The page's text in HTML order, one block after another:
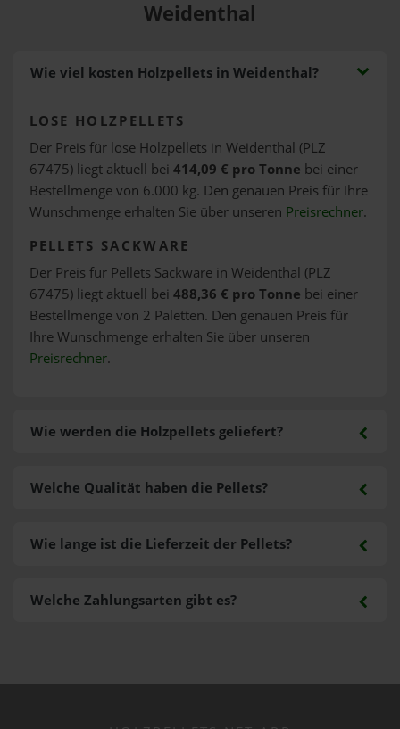
Weidenthal
Wie viel kosten Holzpellets in Weidenthal?
LOSE HOLZPELLETS
Der Preis für lose Holzpellets in Weidenthal (PLZ
67475) liegt aktuell bei 414,09 € pro Tonne bei einer
Bestellmenge von 6.000 kg. Den genauen Preis für Ihre
Wunschmenge erhalten Sie über unseren Preisrechner.
PELLETS SACKWARE
Der Preis für Pellets Sackware in Weidenthal (PLZ
67475) liegt aktuell bei 488,36 € pro Tonne bei einer
Bestellmenge von 2 Paletten. Den genauen Preis für
Ihre Wunschmenge erhalten Sie über unseren
Preisrechner.
Wie werden die Holzpellets geliefert?
Welche Zahlungsarten gibt es?
Welche Qualität haben die Pellets?
Wie lange ist die Lieferzeit der Pellets?